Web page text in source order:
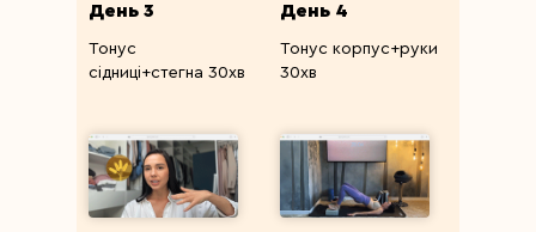
День 3 День 4
Тонус
сідниці+стегна 30хв
Тонус корпус+руки
30хв